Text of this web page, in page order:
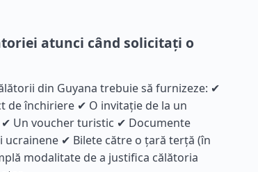
atunci când solicitați o
din Guyana trebuie să furnizeze: ✔
de închiriere ✔ O invitație de la un
Un voucher turistic ✔ Documente
✔ Bilete către o țară terță (în
modalitate de a justifica călătoria